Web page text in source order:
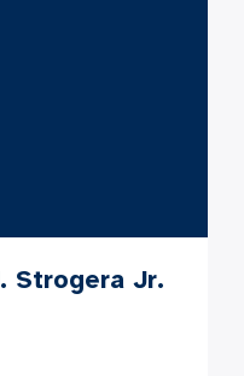
Strogera Jr.